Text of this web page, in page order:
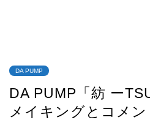
DA PUMP
DA PUMP「紡 ー
メイキングとコメン